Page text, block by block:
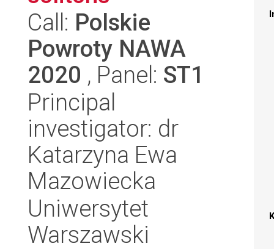
Call: Polskie
Powroty NAWA
2020 , Panel: ST1
Principal
investigator: dr
Katarzyna Ewa
Mazowiecka
Uniwersytet
Warszawski